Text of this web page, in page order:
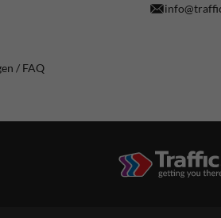
/ FAQ